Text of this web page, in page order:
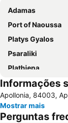
Adamas
Port of Naoussa
Platys Gyalos
Psaraliki
Plathiena
Vathi
Informações
Apollonia, 84003,
Mostrar mais
Perguntas